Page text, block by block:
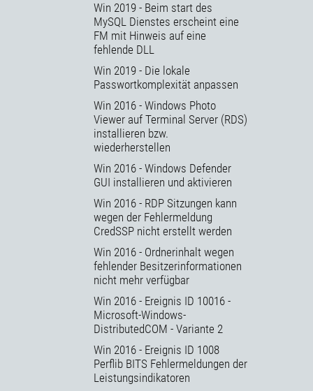
Win 2019 - Beim start des
MySQL Dienstes erscheint eine
FM mit Hinweis auf eine
fehlende DLL
Win 2019 - Die lokale
Passwortkomplexität anpassen
Win 2016 - Windows Photo
Viewer auf Terminal Server (RDS)
installieren bzw.
wiederherstellen
Win 2016 - Windows Defender
GUI installieren und aktivieren
Win 2016 - RDP Sitzungen kann
wegen der Fehlermeldung
CredSSP nicht erstellt werden
Win 2016 - Ordnerinhalt wegen
fehlender Besitzerinformationen
nicht mehr verfügbar
Win 2016 - Ereignis ID 10016 -
Microsoft-Windows-
DistributedCOM - Variante 2
Win 2016 - Ereignis ID 1008
Perflib BITS Fehlermeldungen der
Leistungsindikatoren